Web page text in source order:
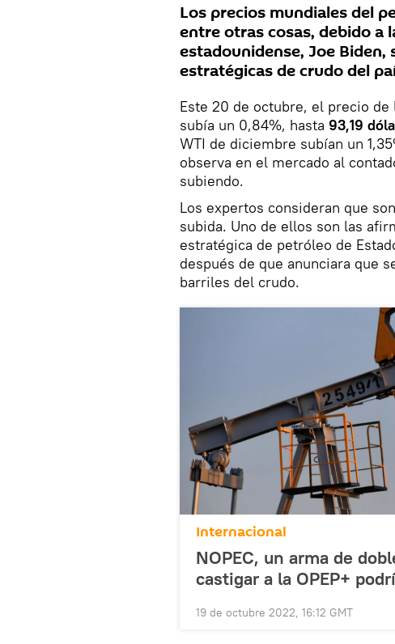
Los precios mundiales del
entre otras cosas, debido a
estadounidense, Joe
estratégicas de crudo del
Este 20 de octubre, el precio
subía un 0,84%, hasta 93,19
WTI de diciembre subían un
observa en el mercado al
subiendo.
Los expertos consideran que
subida. Uno de ellos son las
estratégica de petróleo de
después de que anunciara que
barriles del crudo.
Internacional
NOPEC, un arma de
castigar a la OPEP+
19 de octubre 2022, 16:12 GMT